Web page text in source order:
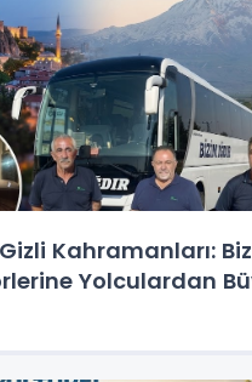
Kahramanları:
Yolculardan